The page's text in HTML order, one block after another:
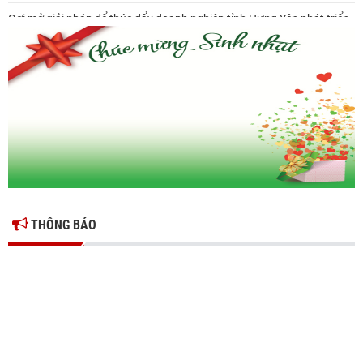
Gợi mở giải pháp để thúc đẩy doanh nghiệp tỉnh Hưng Yên phát triển
Ông Đỗ Văn Vẻ là Chủ tịch Hiệp hội Doanh nghiệp tỉnh Hưng Yên
Hiệp hội doanh nghiệp tỉnh Hưng Yên: Cập nhật chính sách thuế mới
THÔNG BÁO